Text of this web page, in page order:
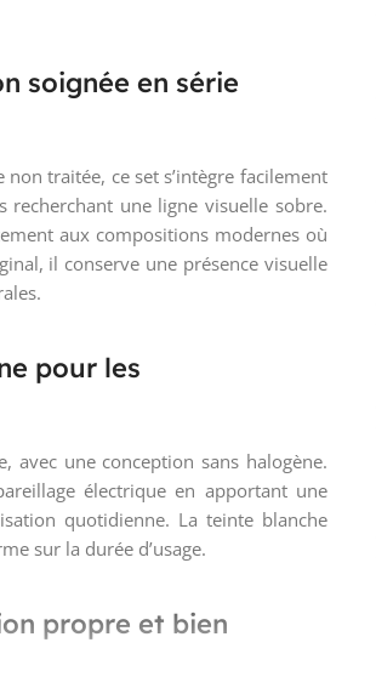
soignée en série
traitée, ce set s’intègre facilement
recherchant une ligne visuelle sobre.
aux compositions modernes où
il conserve une présence visuelle
pour les
avec une conception sans halogène.
électrique en apportant une
quotidienne. La teinte blanche
sur la durée d’usage.
propre et bien